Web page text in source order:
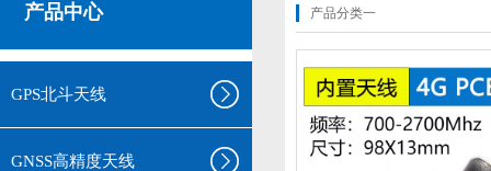
产品中心
GPS北斗天线
GNSS高精度天线
产品分类一